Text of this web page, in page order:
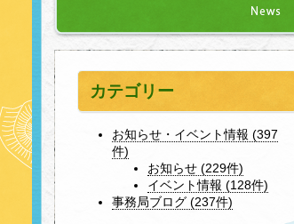
カテゴリー
お知らせ・イベント情報 (397
件)
お知らせ (229件)
イベント情報 (128件)
事務局ブログ (237件)